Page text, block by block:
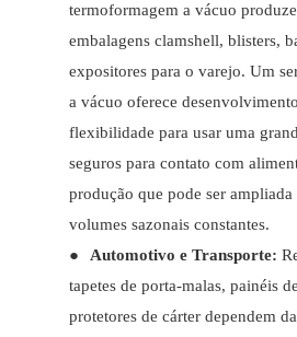
termoformagem a vácuo
embalagens clamshell, blisters,
expositores para o varejo. Um
a vácuo oferece
flexibilidade para usar uma
seguros para contato com
produção que pode ser
volumes sazonais constantes.
●
Automotivo e Transporte:
tapetes de porta-malas, painéis
protetores de cárter dependem